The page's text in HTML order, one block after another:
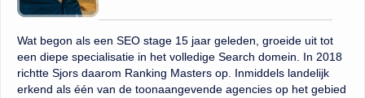
Wat begon als een SEO stage 15 jaar geleden, groeide uit tot
een diepe specialisatie in het volledige Search domein. In 2018
richtte Sjors daarom Ranking Masters op. Inmiddels landelijk
erkend als één van de toonaangevende agencies op het gebied